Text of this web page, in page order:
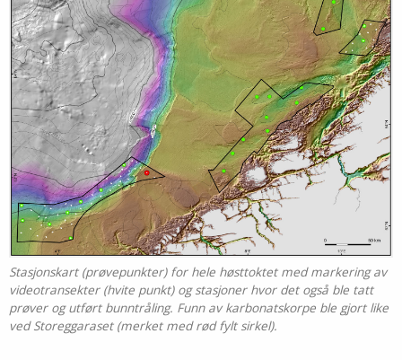
Stasjonskart (prøvepunkter) for hele høsttoktet med markering av
videotransekter (hvite punkt) og stasjoner hvor det også ble tatt
prøver og utført bunntråling. Funn av karbonatskorpe ble gjort like
ved Storeggaraset (merket med rød fylt sirkel).